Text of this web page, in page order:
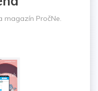
magazín PročNe.